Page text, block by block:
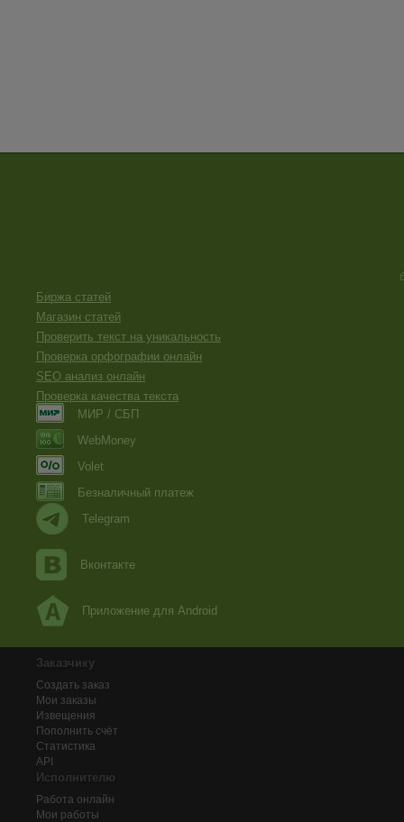
Биржа статей
Магазин статей
Проверить текст на уникальность
Проверка орфографии онлайн
SEO анализ онлайн
Проверка качества текста
МИР / СБП
WebMoney
Volet
Безналичный платеж
Telegram
Вконтакте
Приложение для Android
Заказчику
Создать заказ
Мои заказы
Извещения
Пополнить счёт
Статистика
API
Исполнителю
Работа онлайн
Мои работы